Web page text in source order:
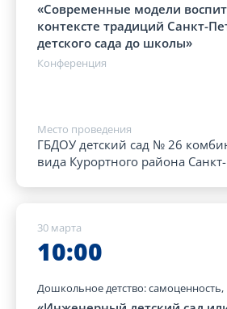
«Современные модели
контексте традиций Санкт-
детского сада до школы»
Конференция
Место проведения
ГБДОУ детский сад № 26
вида Курортного района
30 марта
10:00
Дошкольное детство: самоценность,